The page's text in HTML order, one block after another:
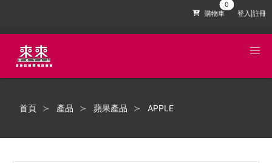
購物車 登入|註冊
首頁 產品 蘋果產品 APPLE